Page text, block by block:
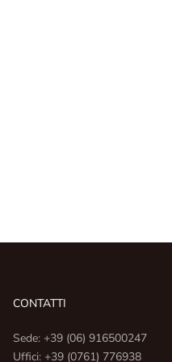
CONTATTI
Sede: +39 (06) 916500247
Uffici: +39 (0761) 776938